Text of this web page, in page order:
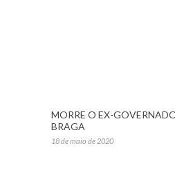
MORRE O EX-
BRAGA
18 de maio de 2020